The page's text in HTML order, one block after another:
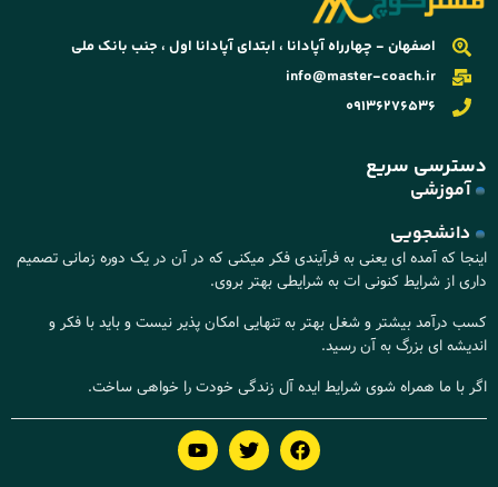
اصفهان - چهارراه آپادانا ، ابتدای آپادانا اول ، جنب بانک ملی
info@master-coach.ir
09136276536
دسترسی سریع
آموزشی
دانشجویی
اینجا که آمده ای یعنی به فرآیندی فکر میکنی که در آن در یک دوره زمانی تصمیم
داری از شرایط کنونی ات به شرایطی بهتر بروی.
کسب درآمد بیشتر و شغل بهتر به تنهایی امکان پذیر نیست و باید با فکر و
اندیشه ای بزرگ به آن رسید.
اگر با ما همراه شوی شرایط ایده آل زندگی خودت را خواهی ساخت.